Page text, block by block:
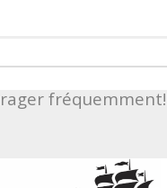
fréquemment!